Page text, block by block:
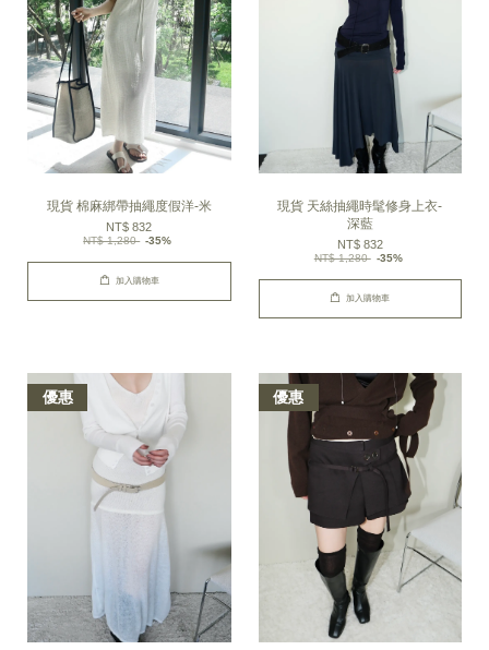
現貨 棉麻綁帶抽繩度假洋-米
NT$ 832
NT$ 1,280 -35%
加入購物車
現貨 天絲抽繩時髦修身上衣-
深藍
NT$ 832
NT$ 1,280 -35%
加入購物車
優惠 優惠